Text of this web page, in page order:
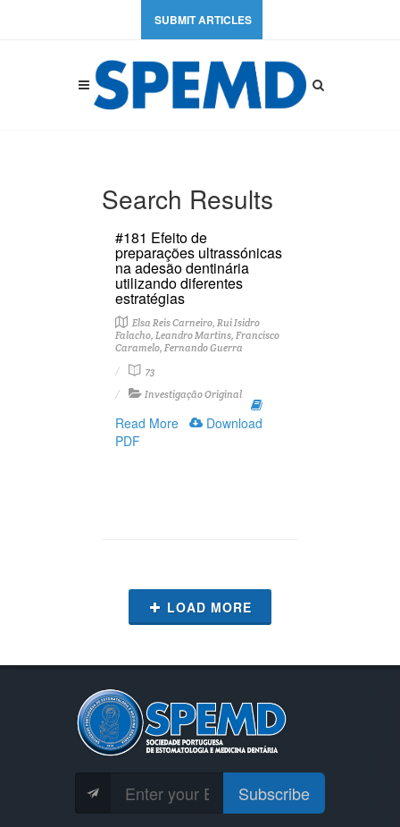
SUBMIT ARTICLES
Search Results
#181 Efeito de
preparações ultrassónicas
na adesão dentinária
utilizando diferentes
estratégias
Elsa Reis Carneiro, Rui Isidro
Falacho, Leandro Martins, Francisco
Caramelo, Fernando Guerra
73
Investigação Original
Read More
Download
PDF
LOAD MORE
Subscribe